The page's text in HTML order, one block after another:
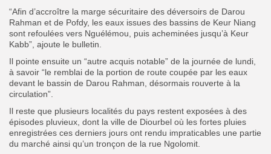
“Afin d’accroître la marge sécuritaire des déversoirs de Darou
Rahman et de Pofdy, les eaux issues des bassins de Keur Niang
sont refoulées vers Nguélémou, puis acheminées jusqu’à Keur
Kabb”, ajoute le bulletin.
Il pointe ensuite un “autre acquis notable” de la journée de lundi,
à savoir “le remblai de la portion de route coupée par les eaux
devant le bassin de Darou Rahman, désormais rouverte à la
circulation”.
Il reste que plusieurs localités du pays restent exposées à des
épisodes pluvieux, dont la ville de Diourbel où les fortes pluies
enregistrées ces derniers jours ont rendu impraticables une partie
du marché ainsi qu’un tronçon de la rue Ngolomit.